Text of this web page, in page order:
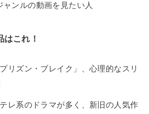
ャンルの動画を見たい人
はこれ！
リズン・ブレイク」、心理的なスリ
レ系のドラマが多く、新旧の人気作